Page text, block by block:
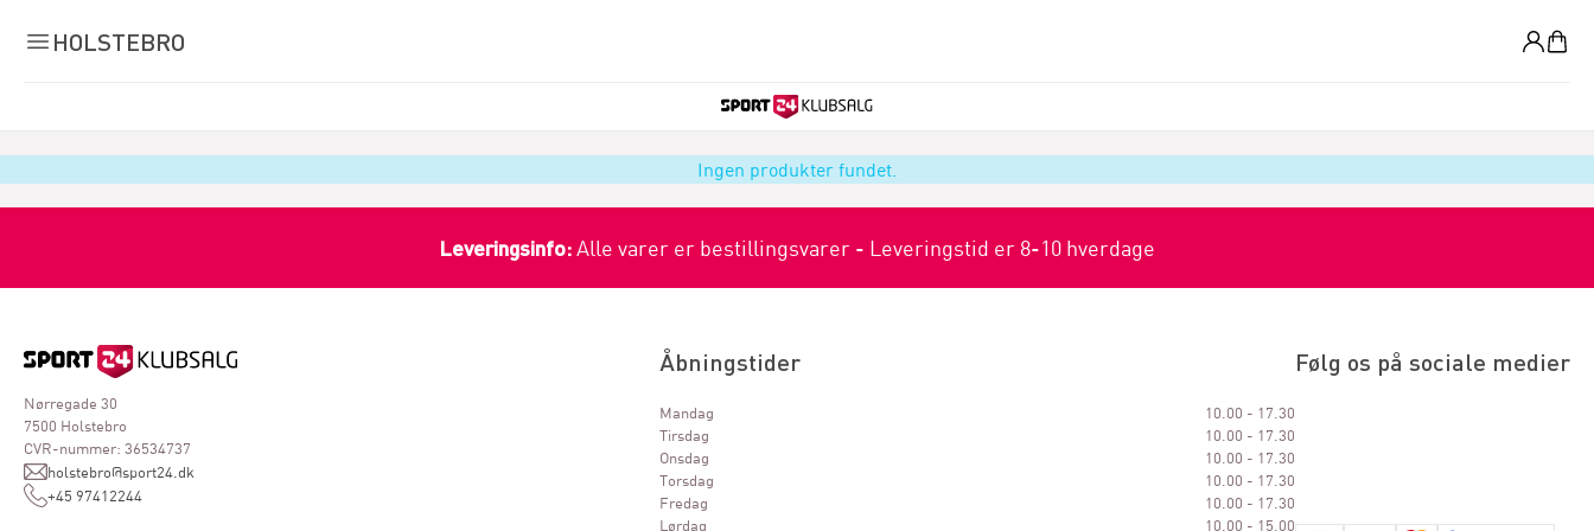
HOLSTEBRO
Ingen produkter fundet.
Leveringsinfo:Alle varer er bestillingsvarer - Leveringstid er 8-10 hverdage
Nørregade 30
7500 Holstebro
CVR-nummer: 36534737
holstebro@sport24.dk
+45 97412244
Åbningstider
Mandag
10.00 - 17.30
Tirsdag
10.00 - 17.30
Onsdag
10.00 - 17.30
Torsdag
10.00 - 17.30
Fredag
10.00 - 17.30
Lørdag
10.00 - 15.00
Følg os på sociale medier